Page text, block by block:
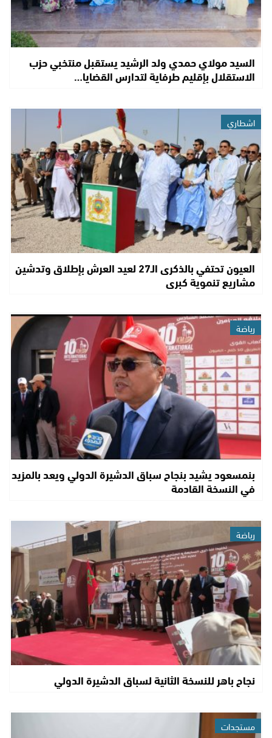
السيد مولاي حمدي ولد الرشيد يستقبل منتخبي حزب
الاستقلال بإقليم طرفاية لتدارس القضايا…
اشطاري
العيون تحتفي بالذكرى الـ27 لعيد العرش بإطلاق وتدشين
مشاريع تنموية كبرى
رياضة
بنمسعود يشيد بنجاح سباق الدشيرة الدولي ويعد بالمزيد
في النسخة القادمة
رياضة
نجاح باهر للنسخة الثانية لسباق الدشيرة الدولي
مستجدات